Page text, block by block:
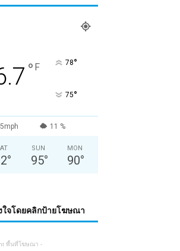
° F 78°
75°
11 %
°
SUN
95°
MON
90°
จโดยคลิกป้ายโฆษณา
พื้นที่โฆษณา -